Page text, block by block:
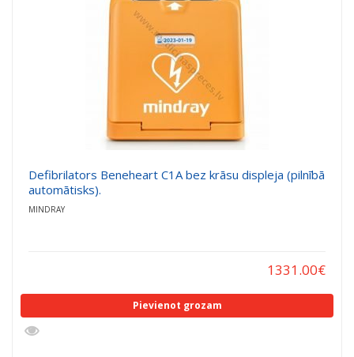
Defibrilators Beneheart C1A bez krāsu displeja (pilnībā
automātisks).
MINDRAY
1331.00€
Pievienot grozam